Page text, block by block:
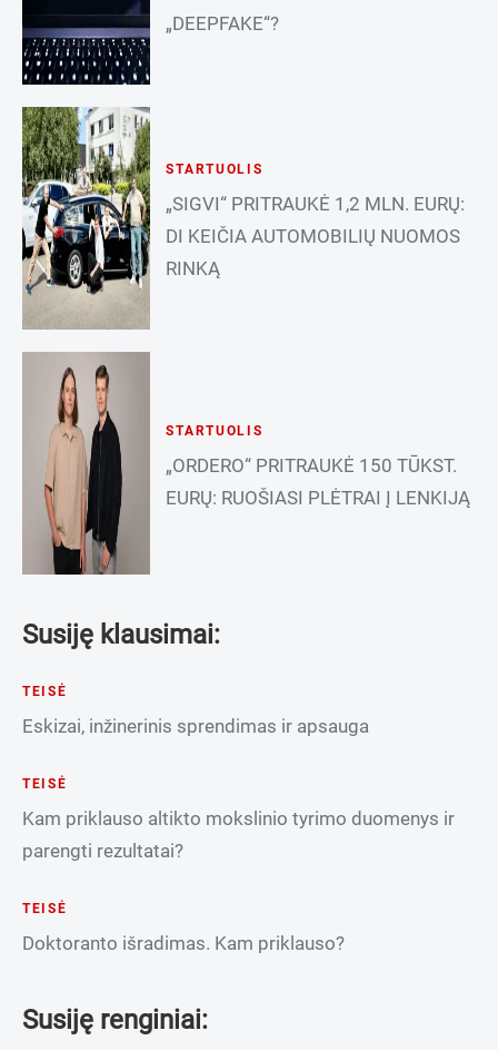
„DEEPFAKE“?
STARTUOLIS
„SIGVI“ PRITRAUKĖ 1,2 MLN. EURŲ:
DI KEIČIA AUTOMOBILIŲ NUOMOS
RINKĄ
STARTUOLIS
„ORDERO“ PRITRAUKĖ 150 TŪKST.
EURŲ: RUOŠIASI PLĖTRAI Į LENKIJĄ
Susiję klausimai:
TEISĖ
Eskizai, inžinerinis sprendimas ir apsauga
TEISĖ
Kam priklauso altikto mokslinio tyrimo duomenys ir
parengti rezultatai?
TEISĖ
Doktoranto išradimas. Kam priklauso?
Susiję renginiai: